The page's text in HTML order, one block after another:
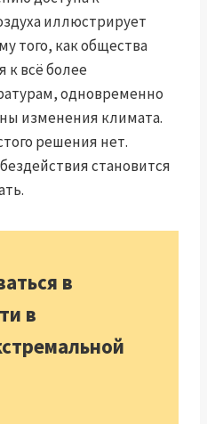
иллюстрирует
того, как общества
к всё более
одновременно
изменения климата.
решения нет.
становится
в
в